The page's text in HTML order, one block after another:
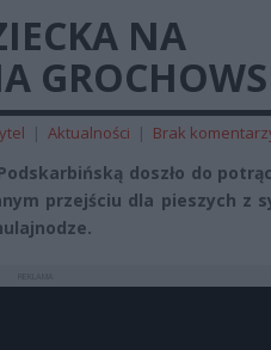
NA
| Aktualności | Brak
doszło do
przejściu dla pieszych z